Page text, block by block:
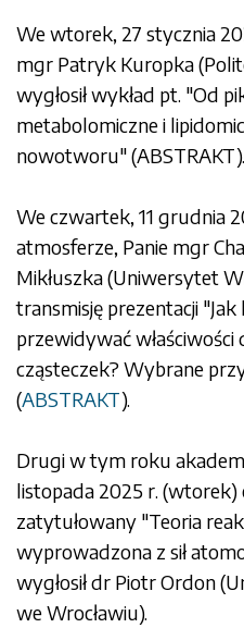
We wtorek, 27 stycznia
mgr Patryk Kuropka
wygłosił wykład pt. "Od
metabolomiczne i
nowotworu" (ABSTRAKT).
We czwartek, 11 grudnia
atmosferze, Panie mgr
Mikłuszka (Uniwersytet
transmisję prezentacji
przewidywać właściwości
cząsteczek? Wybrane
(ABSTRAKT).
Drugi w tym roku
listopada 2025 r. (wtorek)
zatytułowany "Teoria
wyprowadzona z sił
wygłosił dr Piotr Ordon
we Wrocławiu).